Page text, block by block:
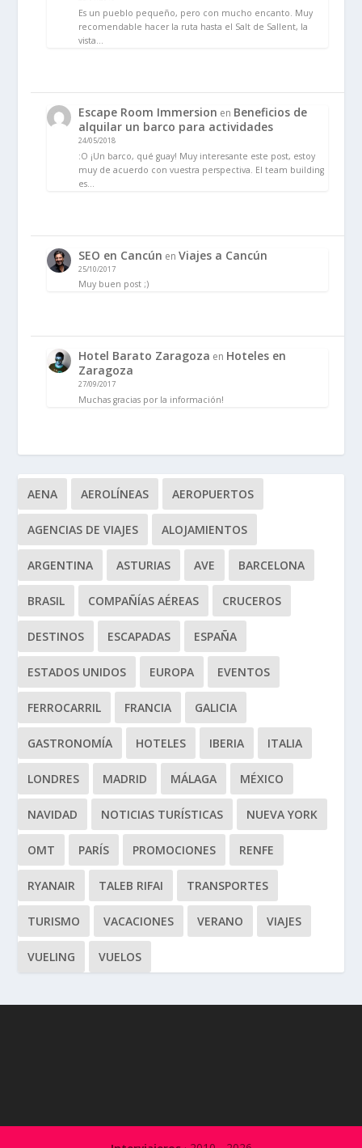
Es un pueblo pequeño, pero con mucho encanto. Muy
recomendable hacer la ruta hasta el Salt de Sallent, la
vista…
Escape Room Immersion en Beneficios de
alquilar un barco para actividades
24/05/2018
:O ¡Un barco, qué guay! Muy interesante este post, estoy
muy de acuerdo con vuestra perspectiva. El team building
es…
SEO en Cancún enViajes a Cancún
25/10/2017
Muy buen post ;)
Hotel Barato Zaragoza en Hoteles en
Zaragoza
27/09/2017
Muchas gracias por la información!
AENA AEROLÍNEAS AEROPUERTOS
AGENCIAS DE VIAJES ALOJAMIENTOS
ARGENTINA ASTURIAS AVE BARCELONA
BRASIL COMPAÑÍAS AÉREAS CRUCEROS
DESTINOS ESCAPADAS ESPAÑA
ESTADOS UNIDOS EUROPA EVENTOS
FERROCARRIL FRANCIA GALICIA
GASTRONOMÍA HOTELES IBERIA ITALIA
LONDRES MADRID MÁLAGA MÉXICO
NAVIDAD NOTICIAS TURÍSTICAS NUEVA YORK
OMT PARÍS PROMOCIONES RENFE
RYANAIR TALEB RIFAI TRANSPORTES
TURISMO VACACIONES VERANO VIAJES
VUELING VUELOS